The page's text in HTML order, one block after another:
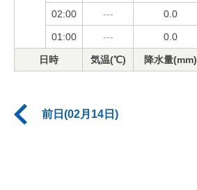
02:00 --- 0.0
01:00 --- 0.0
日時 気温(℃) 降水量(mm)
前日(02月14日)